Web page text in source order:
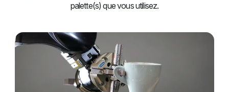
palette(s) que vous utilisez.